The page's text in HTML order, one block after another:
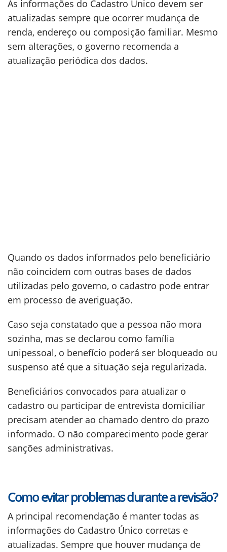
As informações do Cadastro Único devem ser
atualizadas sempre que ocorrer mudança de
renda, endereço ou composição familiar. Mesmo
sem alterações, o governo recomenda a
atualização periódica dos dados.
Quando os dados informados pelo beneficiário
não coincidem com outras bases de dados
utilizadas pelo governo, o cadastro pode entrar
em processo de averiguação.
Caso seja constatado que a pessoa não mora
sozinha, mas se declarou como família
unipessoal, o benefício poderá ser bloqueado ou
suspenso até que a situação seja regularizada.
Beneficiários convocados para atualizar o
cadastro ou participar de entrevista domiciliar
precisam atender ao chamado dentro do prazo
informado. O não comparecimento pode gerar
sanções administrativas.
Como evitar problemas durante a revisão?
A principal recomendação é manter todas as
informações do Cadastro Único corretas e
atualizadas. Sempre que houver mudança de